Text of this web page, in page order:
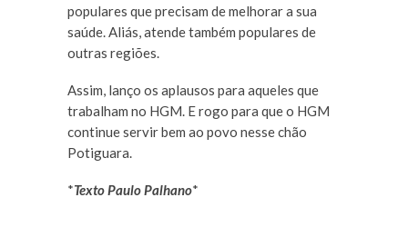
populares que precisam de melhorar a sua
saúde. Aliás, atende também populares de
outras regiões.
Assim, lanço os aplausos para aqueles que
trabalham no HGM. E rogo para que o HGM
continue servir bem ao povo nesse chão
Potiguara.
*Texto Paulo Palhano*